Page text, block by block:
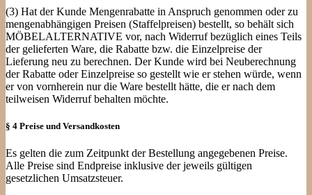
(3) Hat der Kunde Mengenrabatte in Anspruch genommen oder zu
mengenabhängigen Preisen (Staffelpreisen) bestellt, so behält sich
MÖBELALTERNATIVE vor, nach Widerruf bezüglich eines Teils
der gelieferten Ware, die Rabatte bzw. die Einzelpreise der
Lieferung neu zu berechnen. Der Kunde wird bei Neuberechnung
der Rabatte oder Einzelpreise so gestellt wie er stehen würde, wenn
er von vornherein nur die Ware bestellt hätte, die er nach dem
teilweisen Widerruf behalten möchte.
§ 4 Preise und Versandkosten
Es gelten die zum Zeitpunkt der Bestellung angegebenen Preise.
Alle Preise sind Endpreise inklusive der jeweils gültigen
gesetzlichen Umsatzsteuer.